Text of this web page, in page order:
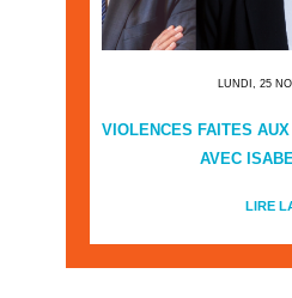
LUNDI, 25
VIOLENCES FAITES
AVEC
LIRE